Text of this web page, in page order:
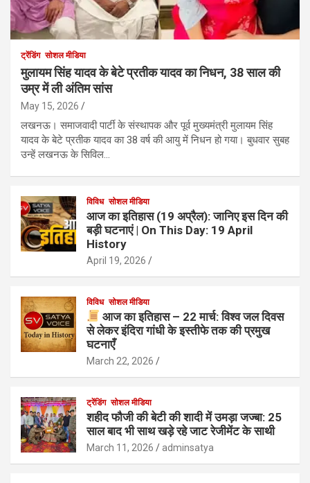
ट्रेंडिंग सोशल मीडिया
मुलायम सिंह यादव के बेटे प्रतीक यादव का निधन, 38 साल की
उम्र में ली अंतिम सांस
May 15, 2026
लखनऊ। समाजवादी पार्टी के संस्थापक और पूर्व मुख्यमंत्री मुलायम सिंह
यादव के बेटे प्रतीक यादव का 38 वर्ष की आयु में निधन हो गया। बुधवार सुबह
उन्हें लखनऊ के सिविल…
विविध सोशल मीडिया
आज का इतिहास (19 अप्रैल): जानिए इस दिन की
बड़ी घटनाएं | On This Day: 19 April
History
April 19, 2026
विविध सोशल मीडिया
आज का इतिहास – 22 मार्च: विश्व जल दिवस
से लेकर इंदिरा गांधी के इस्तीफे तक की प्रमुख
घटनाएँ
March 22, 2026
ट्रेंडिंग सोशल मीडिया
शहीद फौजी की बेटी की शादी में उमड़ा जज्बा: 25
साल बाद भी साथ खड़े रहे जाट रेजीमेंट के साथी
March 11, 2026 adminsatya